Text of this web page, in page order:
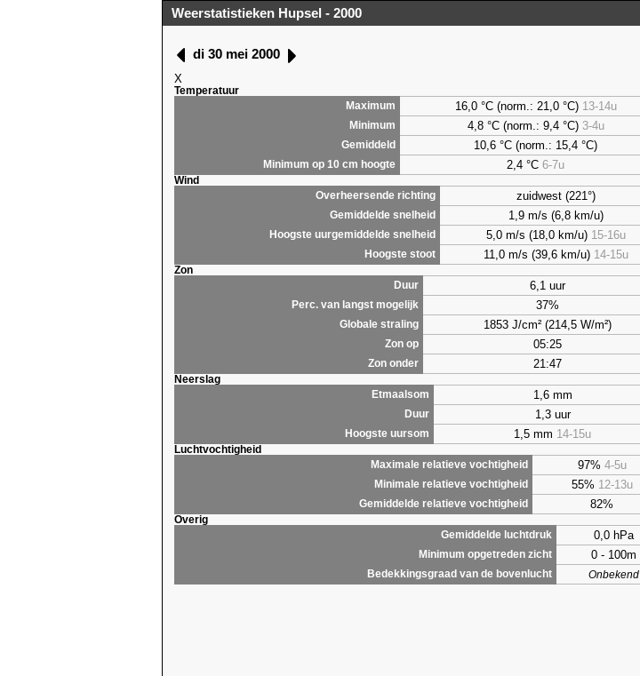
Weerstatistieken Hupsel - 2000
di 30 mei 2000
X
Temperatuur
Maximum
16,0 °C (norm.: 21,0 °C) 13-14u
Minimum 4,8°C (norm.: 9,4 °C) 3-4u
Gemiddeld 10,6 °C (norm.: 15,4 °C)
Minimum op 10 cm hoogte 2,4 °C6-7u
Wind
Overheersende richting
zuidwest (221°)
Gemiddelde snelheid 1,9 m/s (6,8 km/u)
Hoogste uurgemiddelde snelheid 5,0 m/s (18,0 km/u) 15-16u
Hoogste stoot 11,0 m/s (39,6 km/u) 14-15u
Zon
Duur
6,1 uur
Perc. van langst mogelijk 37%
Globale straling 1853 J/cm² (214,5 W/m²)
Zon op 05:25
Zon onder 21:47
Neerslag
Etmaalsom
1,6 mm
Duur 1,3 uur
Hoogste uursom 1,5 mm 14-15u
Luchtvochtigheid
Maximale relatieve vochtigheid
97% 4-5u
Minimale relatieve vochtigheid 55% 12-13u
Gemiddelde relatieve vochtigheid 82%
Overig
Gemiddelde luchtdruk
0,0 hPa
Minimum opgetreden zicht 0 - 100m
Bedekkingsgraad van de bovenlucht Onbekend